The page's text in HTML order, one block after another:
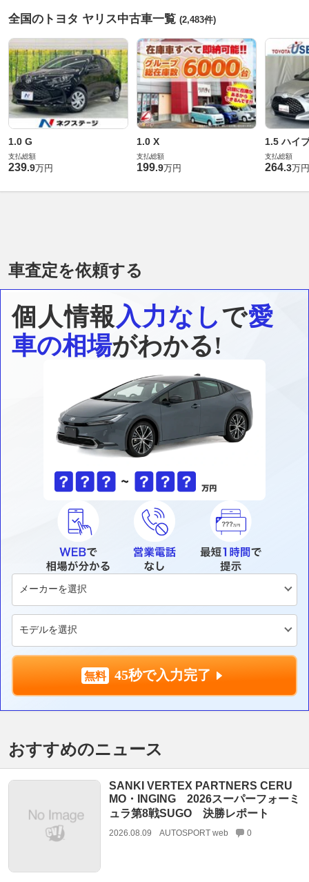
全国のトヨタ ヤリス中古車一覧 (2,483件)
1.0 G
支払総額
239.9万円
1.0 X
支払総額
199.9万円
1.5 ハイ
支払総額
264.3万円
車査定を依頼する
個人情報 入力なしで愛
車の相場がわかる!
45秒で入力完了
おすすめのニュース
SANKI VERTEX PARTNERS CERU
MO・INGING 2026スーパーフォーミ
ュラ第8戦SUGO 決勝レポート
2026.08.09 AUTOSPORT web 0